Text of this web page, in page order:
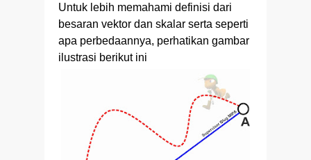
Untuk lebih memahami definisi dari
besaran vektor dan skalar serta seperti
apa perbedaannya, perhatikan gambar
ilustrasi berikut ini